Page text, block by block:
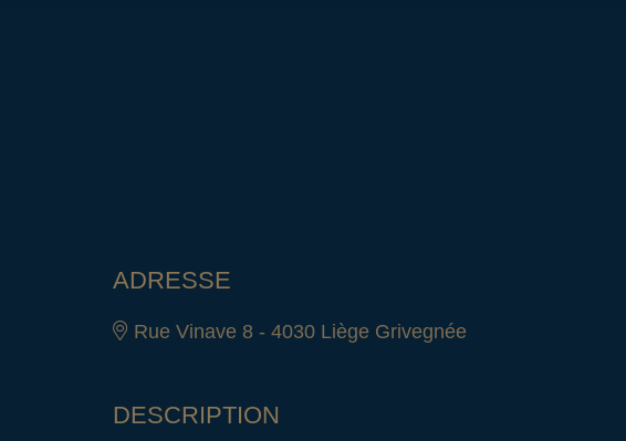
ADRESSE
Rue Vinave 8 - 4030 Liège Grivegnée
DESCRIPTION